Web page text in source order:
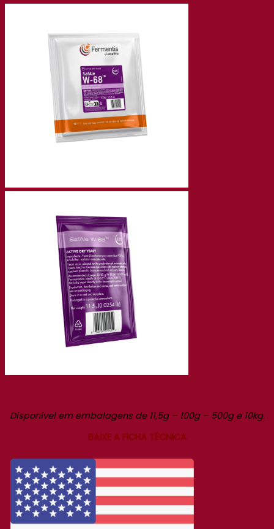
Disponível em embalagens de 11,5g – 100g – 500g e 10kg.
BAIXE A FICHA TÉCNICA